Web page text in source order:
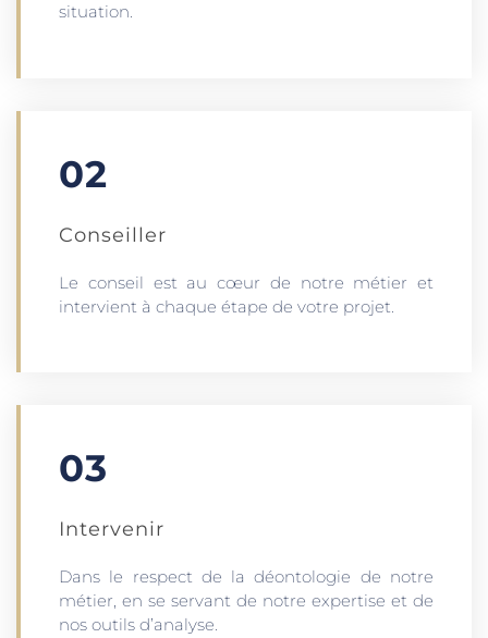
situation.
02
Conseiller
Le conseil est au cœur de notre métier et
intervient à chaque étape de votre projet.
03
Intervenir
Dans le respect de la déontologie de notre
métier, en se servant de notre expertise et de
nos outils d’analyse.